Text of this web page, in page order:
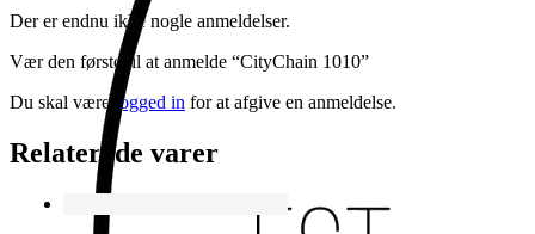
Der er endnu ikke nogle anmeldelser.
Vær den første til at anmelde “CityChain 1010”
Du skal være logged in for at afgive en anmeldelse.
Relaterede varer